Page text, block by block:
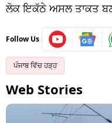
ਲੋਕ ਇਕੱਠੇ ਅਸਲ ਤਾਕਤ
Follow Us
ਪੰਜਾਬ ਵਿੱਚ ਹੜ੍ਹ
Web Stories